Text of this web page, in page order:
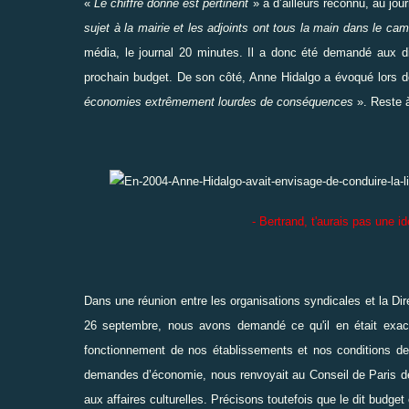
«Le chiffre donné est pertinent » a d’ailleurs reconnu, au
sujet à la mairie et les adjoints ont tous la main dans le
média, le journal 20 minutes . Il a donc été demandé aux
prochain budget. De son côté, Anne Hidalgo a évoqué
économies extrêmement lourdes de conséquences ». Reste
- Bertrand, t'aurais pas une idée
Dans une réunion entre les organisations syndicales et la
26 septembre, nous avons demandé ce qu'il en était
fonctionnement de nos établissements et nos conditions
demandes d’économie, nous renvoyait au Conseil de
aux affaires culturelles. Précisons toutefois que le dit